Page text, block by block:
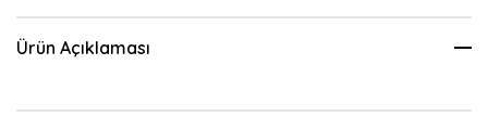
Ürün Açıklaması